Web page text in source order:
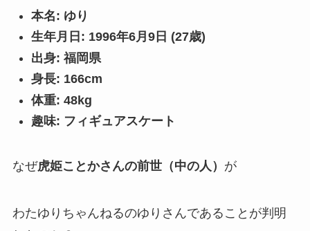
本名: ゆり
生年月日: 1996年6月9日 (27歳)
出身: 福岡県
身長: 166cm
体重: 48kg
趣味: フィギュアスケート
なぜ虎姫ことかさんの前世（中の人） が
わたゆりちゃんねるのゆりさんであることが判明